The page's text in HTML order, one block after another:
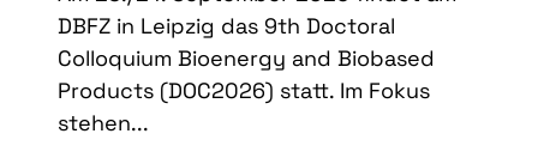
DBFZ in Leipzig das 9th Doctoral
Colloquium Bioenergy and Biobased
Products (DOC2026) statt. Im Fokus
stehen...